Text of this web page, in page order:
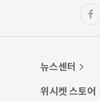
뉴스센터
위시켓 스토어